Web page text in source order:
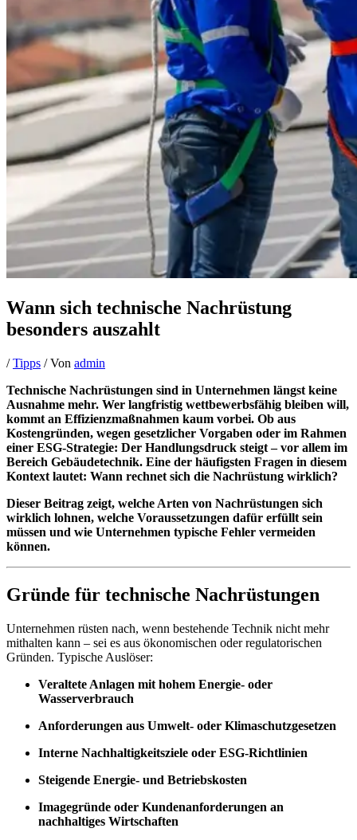
Wann sich technische Nachrüstung
besonders auszahlt
/Tipps / Von admin
Technische Nachrüstungen sind in Unternehmen längst keine
Ausnahme mehr. Wer langfristig wettbewerbsfähig bleiben will,
kommt an Effizienzmaßnahmen kaum vorbei. Ob aus
Kostengründen, wegen gesetzlicher Vorgaben oder im Rahmen
einer ESG-Strategie: Der Handlungsdruck steigt – vor allem im
Bereich Gebäudetechnik. Eine der häufigsten Fragen in diesem
Kontext lautet: Wann rechnet sich die Nachrüstung wirklich?
Dieser Beitrag zeigt, welche Arten von Nachrüstungen sich
wirklich lohnen, welche Voraussetzungen dafür erfüllt sein
müssen und wie Unternehmen typische Fehler vermeiden
können.
Gründe für technische Nachrüstungen
Unternehmen rüsten nach, wenn bestehende Technik nicht mehr
mithalten kann – sei es aus ökonomischen oder regulatorischen
Gründen. Typische Auslöser:
Veraltete Anlagen mit hohem Energie- oder
Wasserverbrauch
Anforderungen aus Umwelt- oder Klimaschutzgesetzen
Interne Nachhaltigkeitsziele oder ESG-Richtlinien
Steigende Energie- und Betriebskosten
Imagegründe oder Kundenanforderungen an
nachhaltiges Wirtschaften